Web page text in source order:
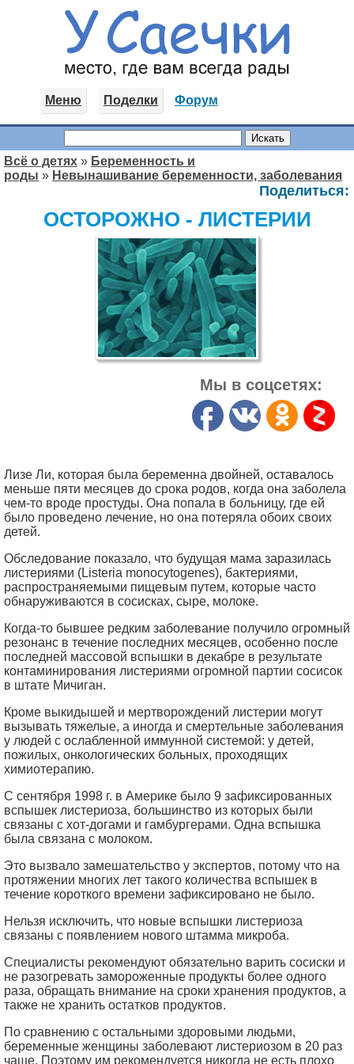
Меню Поделки Форум
Всё о детях » Беременность и
роды » Невынашивание беременности, заболевания
Поделиться:
ОСТОРОЖНО - ЛИСТЕРИИ
Мы в соцсетях:
Лизе Ли, которая была беременна двойней, оставалось
меньше пяти месяцев до срока родов, когда она заболела
чем-то вроде простуды. Она попала в больницу, где ей
было проведено лечение, но она потеряла обоих своих
детей.
Обследование показало, что будущая мама заразилась
листериями (Listeria monocytogenes), бактериями,
распространяемыми пищевым путем, которые часто
обнаруживаются в сосисках, сыре, молоке.
Когда-то бывшее редким заболевание получило огромный
резонанс в течение последних месяцев, особенно после
последней массовой вспышки в декабре в результате
контаминирования листериями огромной партии сосисок
в штате Мичиган.
Кроме выкидышей и мертворождений листерии могут
вызывать тяжелые, а иногда и смертельные заболевания
у людей с ослабленной иммунной системой: у детей,
пожилых, онкологических больных, проходящих
химиотерапию.
С сентября 1998 г. в Америке было 9 зафиксированных
вспышек листериоза, большинство из которых были
связаны с хот-догами и гамбургерами. Одна вспышка
была связана с молоком.
Это вызвало замешательство у экспертов, потому что на
протяжении многих лет такого количества вспышек в
течение короткого времени зафиксировано не было.
Нельзя исключить, что новые вспышки листериоза
связаны с появлением нового штамма микроба.
Специалисты рекомендуют обязательно варить сосиски и
не разогревать замороженные продукты более одного
раза, обращать внимание на сроки хранения продуктов, а
также не хранить остатков продуктов.
По сравнению с остальными здоровыми людьми,
беременные женщины заболевают листериозом в 20 раз
чаще. Поэтому им рекомендуется никогда не есть плохо